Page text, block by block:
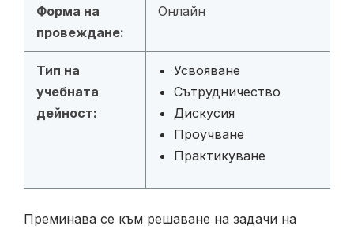
Форма на
провеждане:
Онлайн
Тип на
учебната
дейност:
Усвояване
Сътрудничество
Дискусия
Проучване
Практикуване
Преминава се към решаване на задачи на